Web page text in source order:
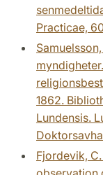
Practicae,
1862.
Lundensis.
Fjordevik,